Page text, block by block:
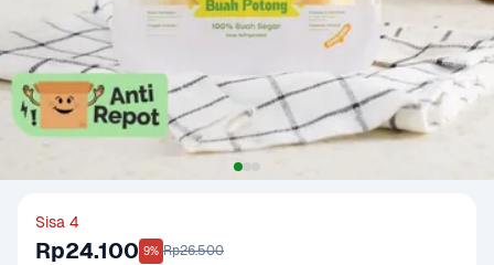
Sisa 4
Rp24.100 9% Rp26.500